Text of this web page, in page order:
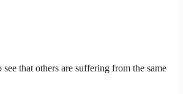
that others are suffering from the same